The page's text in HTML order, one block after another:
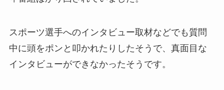
スポーツ選手へのインタビュー取材などでも質問
中に頭をポンと叩かれたりしたそうで、真面目な
インタビューができなかったそうです。